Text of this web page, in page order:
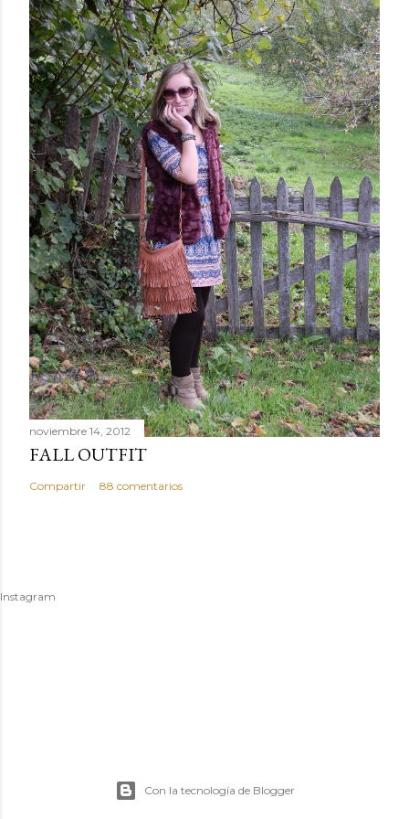
noviembre 14, 2012
FALL OUTFIT
Compartir 88 comentarios
Instagram
Con la tecnología de Blogger